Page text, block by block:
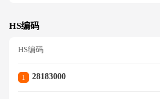
HS编码
HS编码
1 28183000